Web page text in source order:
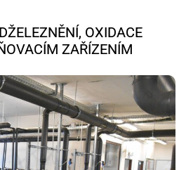
OXIDACE
ZAŘÍZENÍM